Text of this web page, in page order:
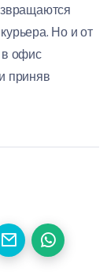
Но и от
в офис
приняв